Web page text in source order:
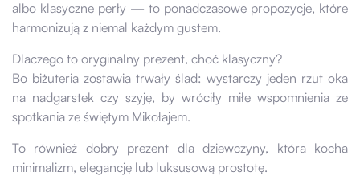
albo klasyczne perły — to ponadczasowe propozycje, które
harmonizują z niemal każdym gustem.
Dlaczego to oryginalny prezent, choć klasyczny?
Bo biżuteria zostawia trwały ślad: wystarczy jeden rzut oka
na nadgarstek czy szyję, by wróciły miłe wspomnienia ze
spotkania ze świętym Mikołajem.
To również dobry prezent dla dziewczyny, która kocha
minimalizm, elegancję lub luksusową prostotę.